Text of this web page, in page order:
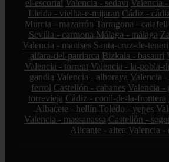
el-escorial Valencia - sedaví Valencia
Lleida - vielha-e-mijaran Cádiz -
Murcia - mazarrón Tarragona - calafell
Sevilla - carmona Málaga - málaga
Valencia - manises Santa-cruz-de-
alfara-del-patriarca Bizkaia - basauri
Valencia - torrent Valencia - la-pobla-
gandia Valencia - alboraya Valencia -
ferrol Castellón - cabanes Valencia -
torrevieja Cádiz - conil-de-la-frontera
Albacete - hellín Toledo - yepes
Valencia - massanassa Castellón -
Alicante - altea Valencia -